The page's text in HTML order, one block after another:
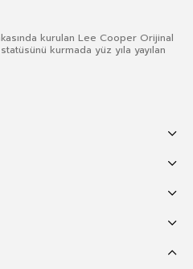
kurulan Lee Cooper Orijinal
kurmada yüz yıla yayılan